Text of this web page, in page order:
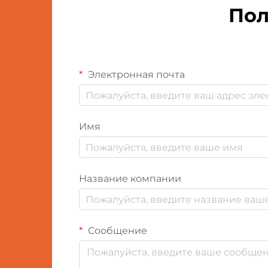
Электронная почта
Имя
Название компании
Сообщение